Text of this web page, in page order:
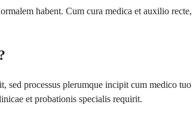
habent. Cum cura medica et auxilio
processus plerumque incipit cum medico
et probationis specialis requirit.